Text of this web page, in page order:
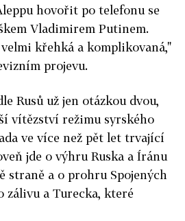
hovořit po telefonu se
Vladimirem Putinem.
křehká a komplikovaná,"
projevu.
Rusů už jen otázkou dvou,
vítězství režimu syrského
ve více než pět let trvající
jde o výhru Ruska a Íránu
straně a o prohru Spojených
zálivu a Turecka, které